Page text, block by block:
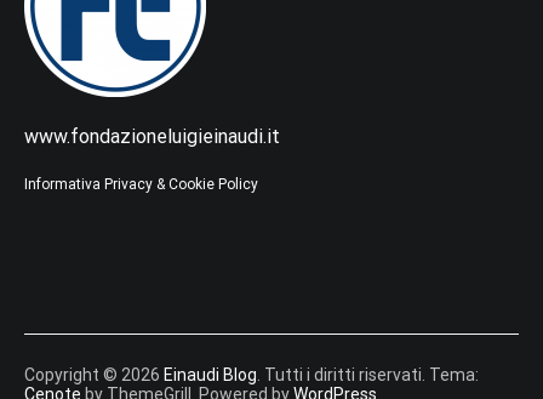
www.fondazioneluigieinaudi.it
Informativa Privacy & Cookie Policy
Copyright © 2026 Einaudi Blog . Tutti i diritti riservati. Tema:
Cenote by ThemeGrill. Powered byWordPress